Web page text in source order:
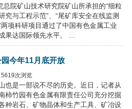
院矿山技术研究院矿山所承担的“细粒
究与工程示范”、“尾矿库安全在线监测
项科研项目通过了中国有色金属工业
果达国际领先水平。 …
今年11月底开放
5619次浏览
也是一部说不尽的历史。近日，记者从
柿竹园有色金属有限责任公司充分挖掘
种岩石、矿物晶体和生产工具、矿冶设